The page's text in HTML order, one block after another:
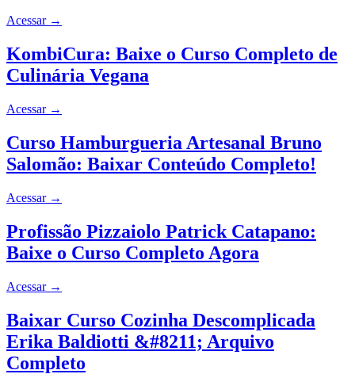
Acessar →
KombiCura: Baixe o Curso Completo de
Culinária Vegana
Acessar →
Curso Hamburgueria Artesanal Bruno
Salomão: Baixar Conteúdo Completo!
Acessar →
Profissão Pizzaiolo Patrick Catapano:
Baixe o Curso Completo Agora
Acessar →
Baixar Curso Cozinha Descomplicada
Erika Baldiotti &#8211; Arquivo
Completo